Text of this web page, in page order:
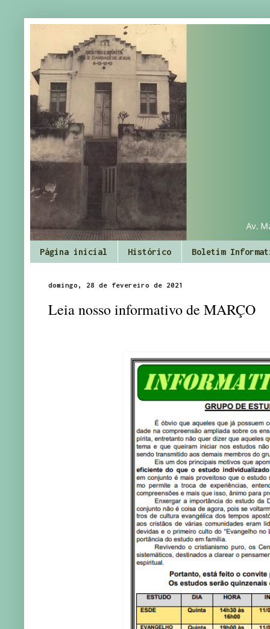
Página inicial Histórico Boletim
domingo, 28 de fevereiro de 2021
Leia nosso informativo de MARÇO